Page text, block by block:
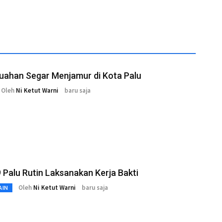
Segar Menjamur di Kota Palu
Oleh Ni Ketut Warni baru saja
Palu Rutin Laksanakan Kerja Bakti
Oleh Ni Ketut Warni baru saja